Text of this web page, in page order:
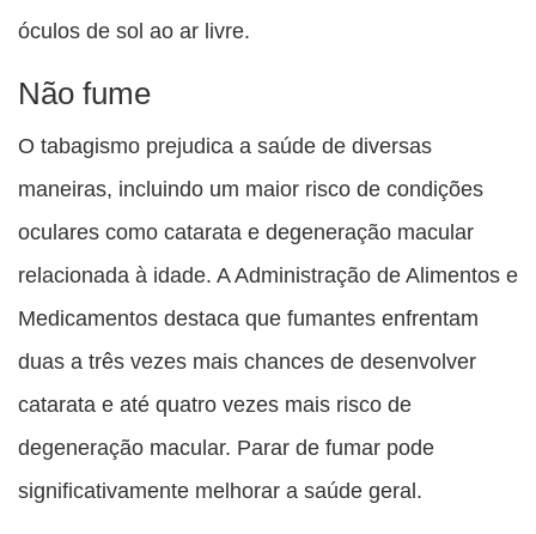
óculos de sol ao ar livre.
Não fume
O tabagismo prejudica a saúde de diversas
maneiras, incluindo um maior risco de condições
oculares como catarata e degeneração macular
relacionada à idade. A Administração de Alimentos e
Medicamentos destaca que fumantes enfrentam
duas a três vezes mais chances de desenvolver
catarata e até quatro vezes mais risco de
degeneração macular. Parar de fumar pode
significativamente melhorar a saúde geral.